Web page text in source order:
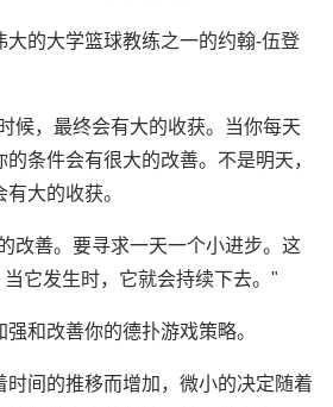
大的大学篮球教练之一的约翰-伍登
候，最终会有大的收获。当你每天
条件会有很大的改善。不是明天，
大的收获。
改善。要寻求一天一个小进步。这
它发生时，它就会持续下去。"
和改善你的德扑游戏策略。
时间的推移而增加，微小的决定随着